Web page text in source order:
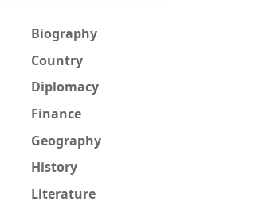
Biography
Country
Diplomacy
Finance
Geography
History
Literature